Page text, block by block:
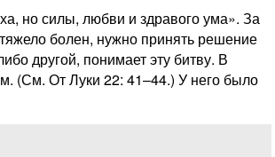
но силы, любви и здравого ума». За
болен, нужно принять решение
другой, понимает эту битву. В
(См. От Луки 22: 41–44.) У него было